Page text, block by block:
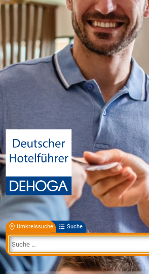
Umkreissuche Suche